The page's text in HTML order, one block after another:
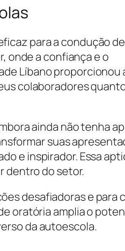
para a condução
onde a confiança e o
Líbano proporcionou
colaboradores
ainda não tenha
suas
e inspirador. Essa
dentro do setor.
desafiadoras e para
oratória amplia o
da autoescola.